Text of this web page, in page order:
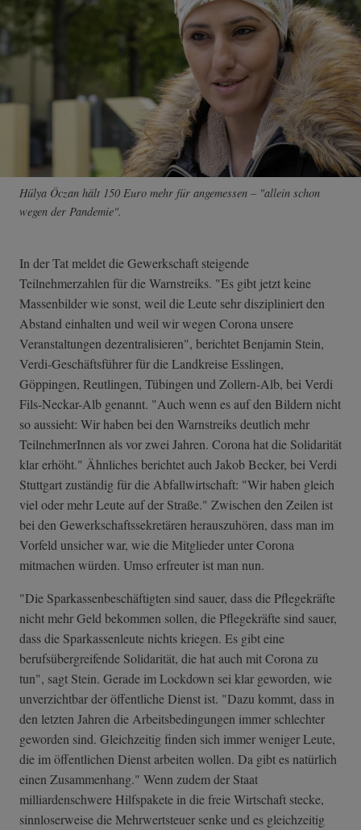
Hülya Öczan hält 150 Euro mehr für angemessen – "allein schon
wegen der Pandemie".
In der Tat meldet die Gewerkschaft steigende
Teilnehmerzahlen für die Warnstreiks. "Es gibt jetzt keine
Massenbilder wie sonst, weil die Leute sehr diszipliniert den
Abstand einhalten und weil wir wegen Corona unsere
Veranstaltungen dezentralisieren", berichtet Benjamin Stein,
Verdi-Geschäftsführer für die Landkreise Esslingen,
Göppingen, Reutlingen, Tübingen und Zollern-Alb, bei Verdi
Fils-Neckar-Alb genannt. "Auch wenn es auf den Bildern nicht
so aussieht: Wir haben bei den Warnstreiks deutlich mehr
TeilnehmerInnen als vor zwei Jahren. Corona hat die Solidarität
klar erhöht." Ähnliches berichtet auch Jakob Becker, bei Verdi
Stuttgart zuständig für die Abfallwirtschaft: "Wir haben gleich
viel oder mehr Leute auf der Straße." Zwischen den Zeilen ist
bei den Gewerkschaftssekretären herauszuhören, dass man im
Vorfeld unsicher war, wie die Mitglieder unter Corona
mitmachen würden. Umso erfreuter ist man nun.
"Die Sparkassenbeschäftigten sind sauer, dass die Pflegekräfte
nicht mehr Geld bekommen sollen, die Pflegekräfte sind sauer,
dass die Sparkassenleute nichts kriegen. Es gibt eine
berufsübergreifende Solidarität, die hat auch mit Corona zu
tun", sagt Stein. Gerade im Lockdown sei klar geworden, wie
unverzichtbar der öffentliche Dienst ist. "Dazu kommt, dass in
den letzten Jahren die Arbeitsbedingungen immer schlechter
geworden sind. Gleichzeitig finden sich immer weniger Leute,
die im öffentlichen Dienst arbeiten wollen. Da gibt es natürlich
einen Zusammenhang." Wenn zudem der Staat
milliardenschwere Hilfspakete in die freie Wirtschaft stecke,
sinnloserweise die Mehrwertsteuer senke und es gleichzeitig